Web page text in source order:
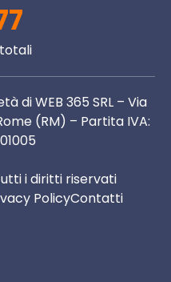
di WEB 365 SRL – Via
(RM) – Partita IVA:
i diritti riservati
PolicyContatti